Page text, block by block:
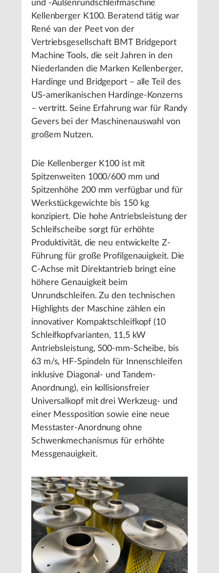
und -Außenrundschleifmaschine
Kellenberger K100. Beratend tätig war
René van der Peet von der
Vertriebsgesellschaft BMT Bridgeport
Machine Tools, die seit Jahren in den
Niederlanden die Marken Kellenberger,
Hardinge und Bridgeport – alle Teil des
US-amerikanischen Hardinge-Konzerns
– vertritt. Seine Erfahrung war für Randy
Gevers bei der Maschinenauswahl von
großem Nutzen.
Die Kellenberger K100 ist mit
Spitzenweiten 1000/600 mm und
Spitzenhöhe 200 mm verfügbar und für
Werkstückgewichte bis 150 kg
konzipiert. Die hohe Antriebsleistung der
Schleifscheibe sorgt für erhöhte
Produktivität, die neu entwickelte Z-
Führung für große Profilgenauigkeit. Die
C-Achse mit Direktantrieb bringt eine
höhere Genauigkeit beim
Unrundschleifen. Zu den technischen
Highlights der Maschine zählen ein
innovativer Kompaktschleifkopf (10
Schleifkopfvarianten, 11,5 kW
Antriebsleistung, 500-mm-Scheibe, bis
63 m/s, HF-Spindeln für Innenschleifen
inklusive Diagonal- und Tandem-
Anordnung), ein kollisionsfreier
Universalkopf mit drei Werkzeug- und
einer Messposition sowie eine neue
Messtaster-Anordnung ohne
Schwenkmechanismus für erhöhte
Messgenauigkeit.